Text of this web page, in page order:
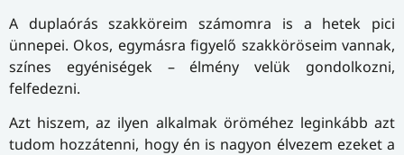
A duplaórás szakköreim számomra is a hetek pici
ünnepei. Okos, egymásra figyelő szakköröseim vannak,
színes egyéniségek – élmény velük gondolkozni,
felfedezni.
Azt hiszem, az ilyen alkalmak öröméhez leginkább azt
tudom hozzátenni, hogy én is nagyon élvezem ezeket a